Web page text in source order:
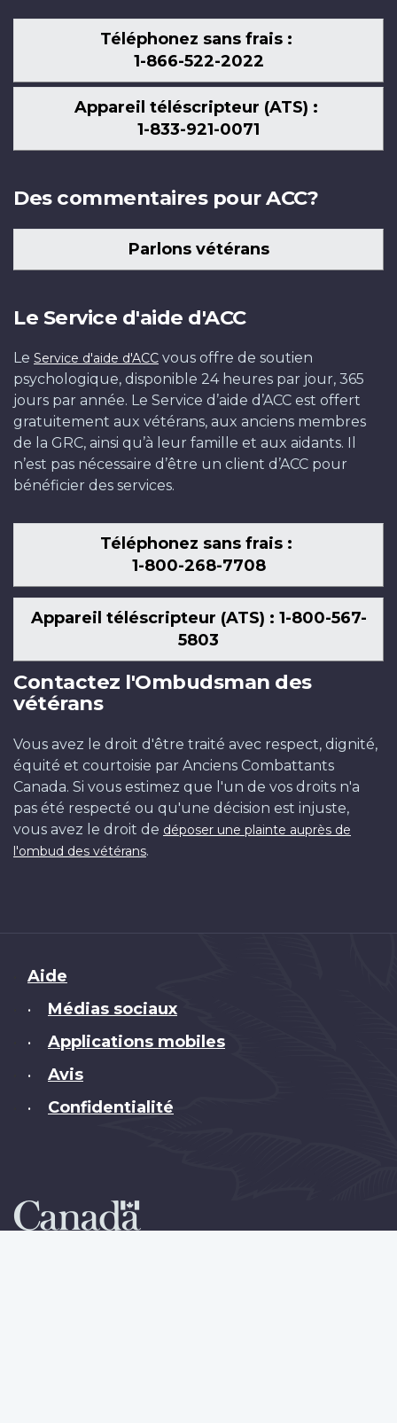
Téléphonez sans frais :
1-866-522-2022
Appareil téléscripteur (ATS) :
1-833-921-0071
Des commentaires pour ACC?
Parlons vétérans
Le Service d'aide d'ACC
Le Service d'aide d'ACC vous offre de soutien
psychologique, disponible 24 heures par jour, 365
jours par année. Le Service d’aide d’ACC est offert
gratuitement aux vétérans, aux anciens membres
de la GRC, ainsi qu’à leur famille et aux aidants. Il
n’est pas nécessaire d’être un client d’ACC pour
bénéficier des services.
Téléphonez sans frais :
1-800-268-7708
Appareil téléscripteur (ATS) : 1-800-567-
5803
Contactez l'Ombudsman des
vétérans
Vous avez le droit d'être traité avec respect, dignité,
équité et courtoisie par Anciens Combattants
Canada. Si vous estimez que l'un de vos droits n'a
pas été respecté ou qu'une décision est injuste,
vous avez le droit de déposer une plainte auprès de
l'ombud des vétérans.
Brand
Aide
• Médias sociaux
• Applications mobiles
• Avis
• Confidentialité